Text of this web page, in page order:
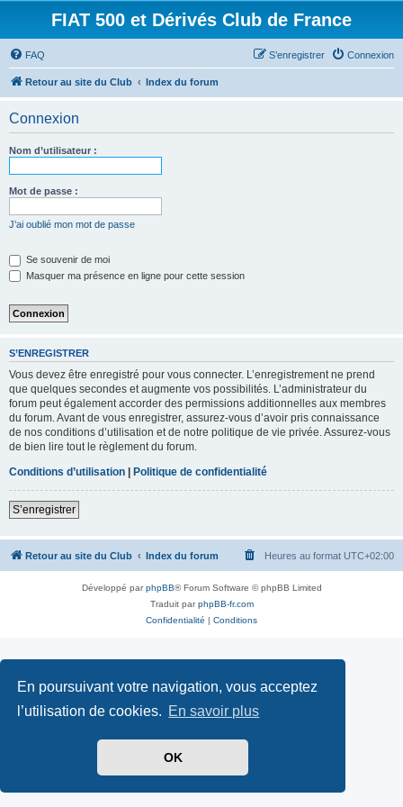
En poursuivant votre navigation, vous acceptez
l’utilisation de cookies. En savoir plus
OK
FIAT 500 et Dérivés Club de France
FAQ Connexion
S’enregistrer
Retour au site du Club Index du forum
Connexion
Nom d’utilisateur :
Mot de passe :
J’ai oublié mon mot de passe
Se souvenir de moi
Masquer ma présence en ligne pour cette session
S’ENREGISTRER
Vous devez être enregistré pour vous connecter. L’enregistrement ne prend
que quelques secondes et augmente vos possibilités. L’administrateur du
forum peut également accorder des permissions additionnelles aux membres
du forum. Avant de vous enregistrer, assurez-vous d’avoir pris connaissance
de nos conditions d’utilisation et de notre politique de vie privée. Assurez-vous
de bien lire tout le règlement du forum.
Conditions d’utilisation | Politique de confidentialité
S’enregistrer
Retour au site du Club Index du forum Heures au format UTC+02:00
Développé parphpBB® Forum Software © phpBB Limited
Traduit parphpBB-fr.com
Confidentialité | Conditions